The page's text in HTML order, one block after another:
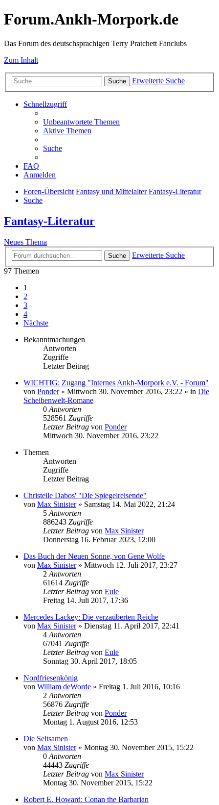
Forum.Ankh-Morpork.de
Das Forum des deutschsprachigen Terry Pratchett Fanclubs
Zum Inhalt
Suche Erweiterte Suche
Schnellzugriff
Unbeantwortete Themen
Aktive Themen
Suche
FAQ
Anmelden
Foren-Übersicht Fantasy und Mittelalter Fantasy-Literatur
Suche
Fantasy-Literatur
Neues Thema
Suche
Erweiterte Suche
97 Themen
1
2
3
4
Nächste
Bekanntmachungen
Antworten
Zugriffe
Letzter Beitrag
WICHTIG: Zugang "Internes Ankh-Morpork e.V. - Forum"
von Ponder» Mittwoch 30. November 2016, 23:22 » in Die
Scheibenwelt-Romane
0 Antworten
528561 Zugriffe
Letzter Beitrag von Ponder
Mittwoch 30. November 2016, 23:22
Themen
Antworten
Zugriffe
Letzter Beitrag
Christelle Dabos' "Die Spiegelreisende"
von Max Sinister» Samstag 14. Mai 2022, 21:24
5 Antworten
886243 Zugriffe
Letzter Beitrag von Max Sinister
Donnerstag 16. Februar 2023, 12:00
Das Buch der Neuen Sonne, von Gene Wolfe
von Max Sinister» Mittwoch 12. Juli 2017, 23:27
2 Antworten
61614 Zugriffe
Letzter Beitrag von Eule
Freitag 14. Juli 2017, 17:36
Mercedes Lackey: Die verzauberten Reiche
von Max Sinister» Dienstag 11. April 2017, 22:41
4 Antworten
67041 Zugriffe
Letzter Beitrag von Eule
Sonntag 30. April 2017, 18:05
Nordfriesenkönig
von William deWorde » Freitag 1. Juli 2016, 10:16
2 Antworten
56876 Zugriffe
Letzter Beitrag von Ponder
Montag 1. August 2016, 12:53
Die Seltsamen
von Max Sinister» Montag 30. November 2015, 15:22
0 Antworten
44443 Zugriffe
Letzter Beitrag von Max Sinister
Montag 30. November 2015, 15:22
Robert E. Howard: Conan the Barbarian